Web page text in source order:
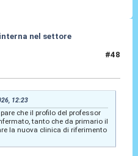
nel settore
#48
12:23
che il profilo del professor
tanto che da primario il
la nuova clinica di riferimento